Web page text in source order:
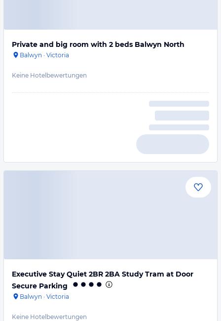
Private and big room with 2 beds Balwyn North
Balwyn · Victoria
Keine Hotelbewertungen
Executive Stay Quiet 2BR 2BA Study Tram at Door
Secure Parking
Balwyn · Victoria
Keine Hotelbewertungen